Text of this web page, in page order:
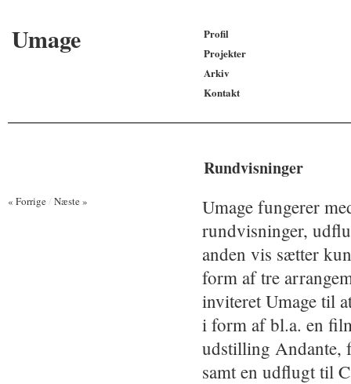
Umage
Profil
Projekter
Arkiv
Kontakt
Rundvisninger
« Forrige/ Næste »
Umage fungerer
rundvisninger,
anden vis sætter
form af tre
inviteret Umage til
i form af bl.a. en
udstilling Andante,
samt en udflugt til